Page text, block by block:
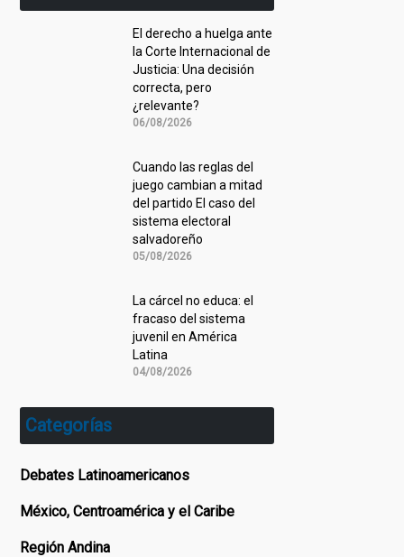
El derecho a huelga ante
la Corte Internacional de
Justicia: Una decisión
correcta, pero
¿relevante?
06/08/2026
Cuando las reglas del
juego cambian a mitad
del partido El caso del
sistema electoral
salvadoreño
05/08/2026
La cárcel no educa: el
fracaso del sistema
juvenil en América
Latina
04/08/2026
Categorías
Debates Latinoamericanos
México, Centroamérica y el Caribe
Región Andina